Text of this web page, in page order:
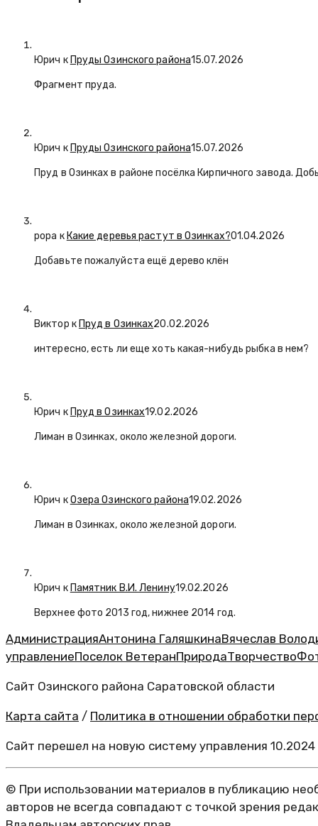
Юрич кПруды Озинского района15.07.2026
Фрагмент пруда.
Юрич кПруды Озинского района15.07.2026
Пруд в Озинках в районе посёлка Кирпичного завода.
popa кКакие деревья растут в Озинках?01.04.2026
Добавьте пожалуйста ещё дерево клён
Виктор кПруд в Озинках20.02.2026
интересно, есть ли еще хоть какая-нибудь рыбка в нем?
Юрич кПруд в Озинках19.02.2026
Лиман в Озинках, около железной дороги.
Юрич кОзера Озинского района19.02.2026
Лиман в Озинках, около железной дороги.
Юрич кПамятник В.И. Ленину19.02.2026
Верхнее фото 2013 год, нижнее 2014 год.
АдминистрацияАнтонина ГаляшкинаВячеслав
управлениеПоселок ВетеранПриродаТворчество
Сайт Озинского района Саратовской области
Карта сайта / Политика в отношении обработки
Сайт перешел на новую систему управления 10.2024
© При использовании материалов в публикацию
авторов не всегда совпадают с точкой зрения